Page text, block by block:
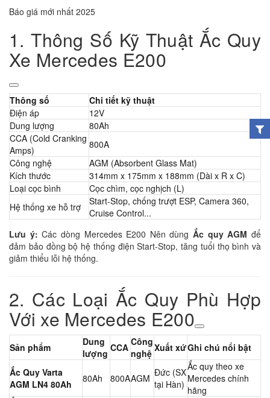
Báo giá mới nhất 2025
1. Thông Số Kỹ Thuật Ắc Quy
Xe Mercedes E200
Thông số
Chi tiết kỹ thuật
Điện áp
12V
Dung lượng
80Ah
CCA (Cold Cranking
Amps)
800A
Công nghệ
AGM (Absorbent Glass Mat)
Kích thước
314mm x 175mm x 188mm (Dài x R x C)
Loại cọc bình
Cọc chìm, cọc nghịch (L)
Hệ thống xe hỗ trợ
Start-Stop, chống trượt ESP, Camera 360,
Cruise Control...
Lưu ý: Các dòng Mercedes E200 Nên dùngẮc quy AGM để
đảm bảo đồng bộ hệ thống điện Start-Stop, tăng tuổi thọ bình và
giảm thiểu lỗi hệ thống.
2. Các Loại Ắc Quy Phù Hợp
Với xe Mercedes E200
Sản phẩm
Dung
lượng CCA Công
nghệ Xuất xứGhi chú nổi bật
Ắc Quy Varta
AGM LN4 80Ah
80Ah 800AAGM Đức (SX
tại Hàn)
Ắc quy theo xe
Mercedes chính
hãng